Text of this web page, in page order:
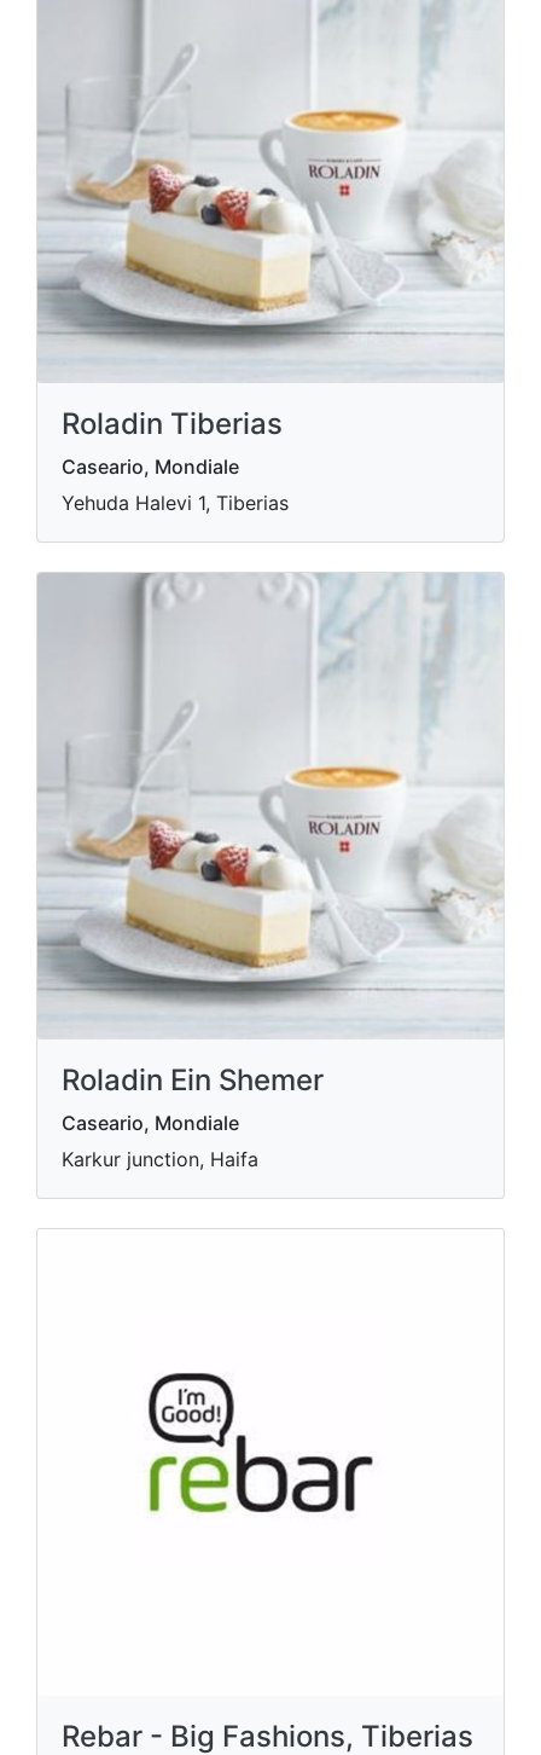
Roladin Tiberias
Caseario, Mondiale
Yehuda Halevi 1, Tiberias
Roladin Ein Shemer
Caseario, Mondiale
Karkur junction, Haifa
Rebar - Big Fashions, Tiberias